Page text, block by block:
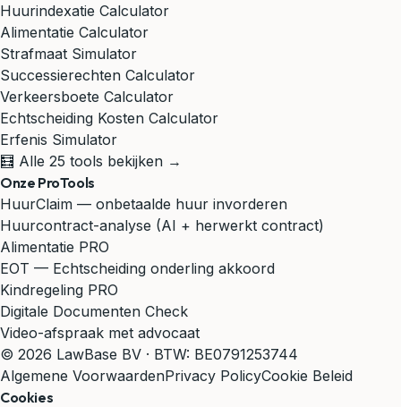
Huurindexatie Calculator
Alimentatie Calculator
Strafmaat Simulator
Successierechten Calculator
Verkeersboete Calculator
Echtscheiding Kosten Calculator
Erfenis Simulator
🧮 Alle 25 tools bekijken →
Onze ProTools
HuurClaim — onbetaalde huur invorderen
Huurcontract-analyse (AI + herwerkt contract)
Alimentatie PRO
EOT — Echtscheiding onderling akkoord
Kindregeling PRO
Digitale Documenten Check
Video-afspraak met advocaat
© 2026 LawBase BV · BTW: BE0791253744
Algemene VoorwaardenPrivacy PolicyCookie Beleid
Cookies